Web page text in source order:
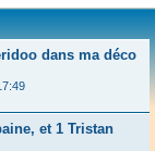
dans ma déco
et 1 Tristan